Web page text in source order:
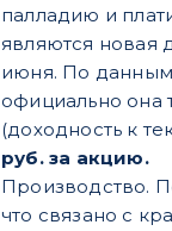
палладию и
являются новая
июня. По данным
официально она
(доходность к
руб. за акцию.
Производство.
что связано с